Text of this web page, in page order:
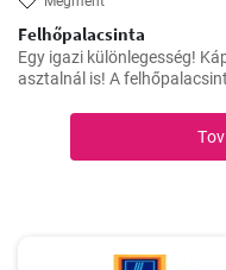
Felhőpalacsinta
Egy igazi különlegesség!
asztalnál is! A